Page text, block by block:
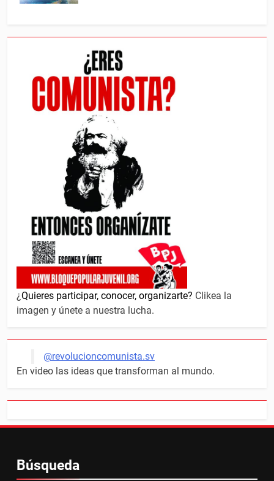
¿Quieres participar, conocer, organizarte? Clikea la
imagen y únete a nuestra lucha.
@revolucioncomunista.sv
En video las ideas que transforman al mundo.
Búsqueda